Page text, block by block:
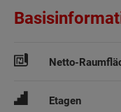
Netto-
Etagen